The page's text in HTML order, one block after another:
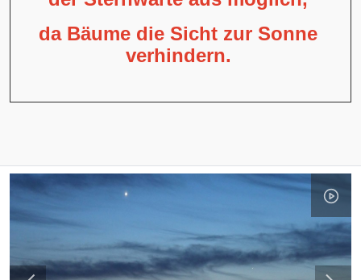
da Bäume die Sicht zur Sonne
verhindern.